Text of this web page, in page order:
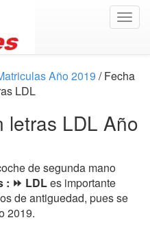
Año 2019 / Fecha
LDL
letras LDL Año
de segunda mano
: ⏩ LDLes importante
de antiguedad, pues se
2019.